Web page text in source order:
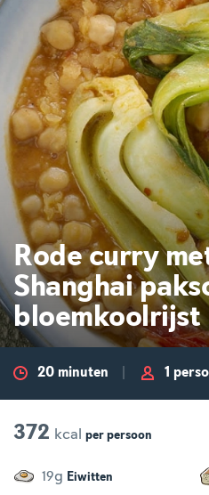
Rode curry
Shanghai
bloemkoolrijst
20 minuten 1
372 kcal per persoon
19g Eiwitten